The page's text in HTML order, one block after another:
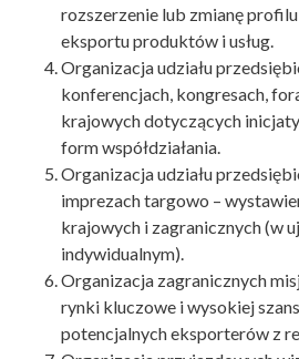
rozszerzenie lub zmianę
eksportu produktów i usług.
Organizacja udziału
konferencjach, kongresach,
krajowych dotyczących
form współdziałania.
Organizacja udziału
imprezach targowo –
krajowych i zagranicznych (w
indywidualnym).
Organizacja zagranicznych
rynki kluczowe i wysokiej
potencjalnych eksporterów z